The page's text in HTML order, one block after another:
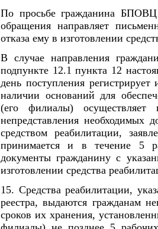
По просьбе гражданина
обращения направляет
отказа ему в изготовлении
В случае направления
подпункте 12.1 пункта 12
день поступления
наличии оснований для
(его филиалы) осуществляет
непредставления необходимых
средством реабилитации,
принимается и в течение 5
документы гражданину с
изготовлении средства
15. Средства реабилитации,
реестра, выдаются гражданам
сроков их хранения,